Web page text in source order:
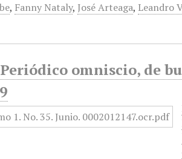
, Fanny Nataly, José Arteaga, Leandro
omniscio, de